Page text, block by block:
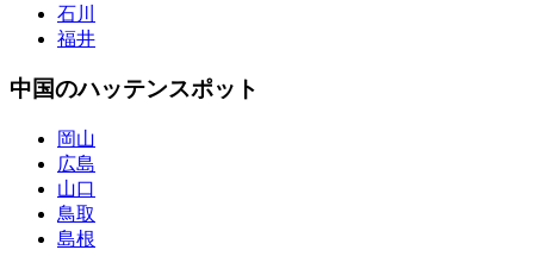
石川
福井
中国のハッテンスポット
岡山
広島
山口
鳥取
島根